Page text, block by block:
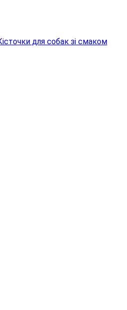
для собак зі смаком